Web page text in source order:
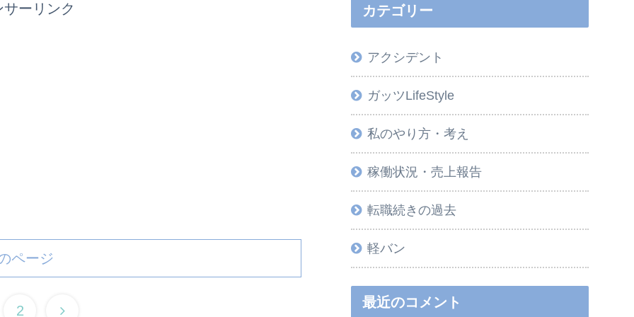
サーリンク
ページ
2
カテゴリー
アクシデント
ガッツLifeStyle
私のやり方・考え
稼働状況・売上報告
転職続きの過去
軽バン
最近のコメント